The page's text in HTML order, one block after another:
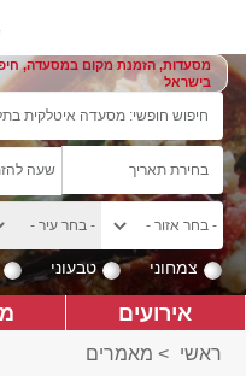
מסעדות, הזמנת מקום במסעדה,
בישראל
צמחוני טבעוני
אירועים
ראשי > מאמרים